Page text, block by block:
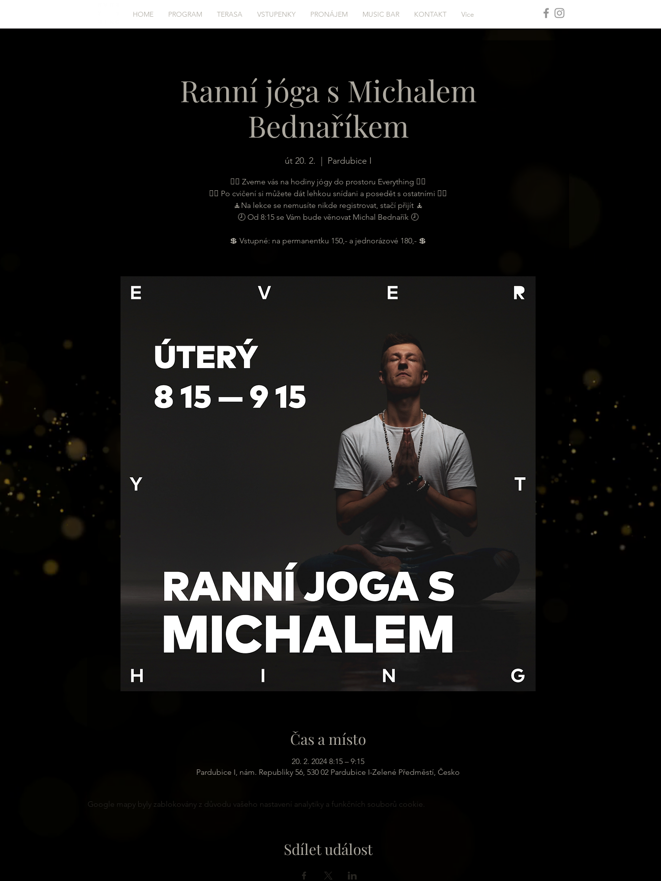
HOME PROGRAM TERASA VSTUPENKY PRONÁJEM MUSIC BAR KONTAKT Více
Ranní jóga s Michalem
Bednaříkem
út 20. 2. Pardubice I
🧘‍♀ Zveme vás na hodiny jógy do prostoru Everything 🧘‍♀
🧘‍♂ Po cvičení si můžete dát lehkou snídani a posedět s ostatními 🧘‍♂
🧘Na lekce se nemusíte nikde registrovat, stačí přijít 🧘
🕗 Od 8:15 se Vám bude věnovat Michal Bednařík 🕗
💲 Vstupné: na permanentku 150,- a jednorázové 180,- 💲
Čas a místo
20. 2. 2024 8:15 – 9:15
Pardubice I, nám. Republiky 56, 530 02 Pardubice I-Zelené Předměstí, Česko
Google mapy byly zablokovány z důvodu vašeho nastavení analytiky a funkčních souborů cookie.
Sdílet událost